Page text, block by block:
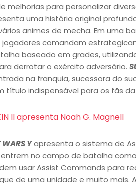
melhorias para personalizar
uma história original
animes de mecha. Em uma
jogadores comandam
baseado em grades,
derrotar o exército adversário.
na franquia, sucessora do
título indispensável para os fãs
II apresenta Noah G. Magnell
WARS Yapresenta o sistema de
no campo de batalha
usar Assist Commands para
de uma unidade e muito mais.